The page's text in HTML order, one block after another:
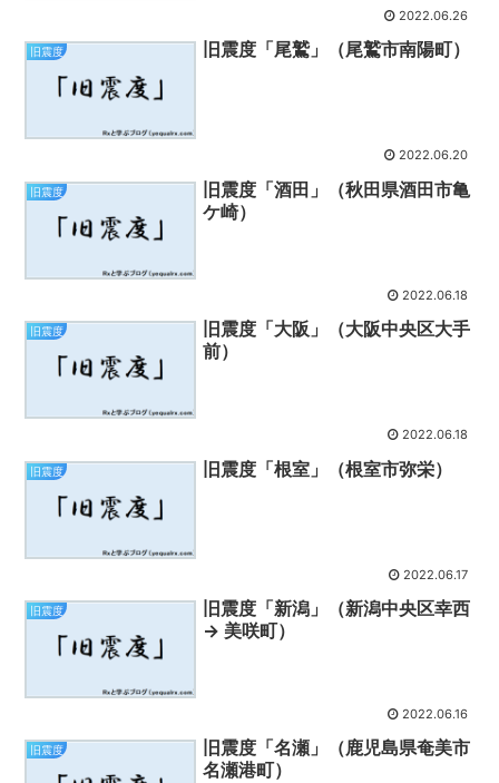
2022.06.26
旧震度 旧震度「尾鷲」（尾鷲市南陽町）
2022.06.20
旧震度
旧震度「酒田」（秋田県酒田市亀
ケ崎）
2022.06.18
旧震度
旧震度「大阪」（大阪中央区大手
前）
2022.06.18
旧震度 旧震度「根室」（根室市弥栄）
2022.06.17
旧震度
旧震度「新潟」（新潟中央区幸西
→ 美咲町）
2022.06.16
旧震度
旧震度「名瀬」（鹿児島県奄美市
名瀬港町）